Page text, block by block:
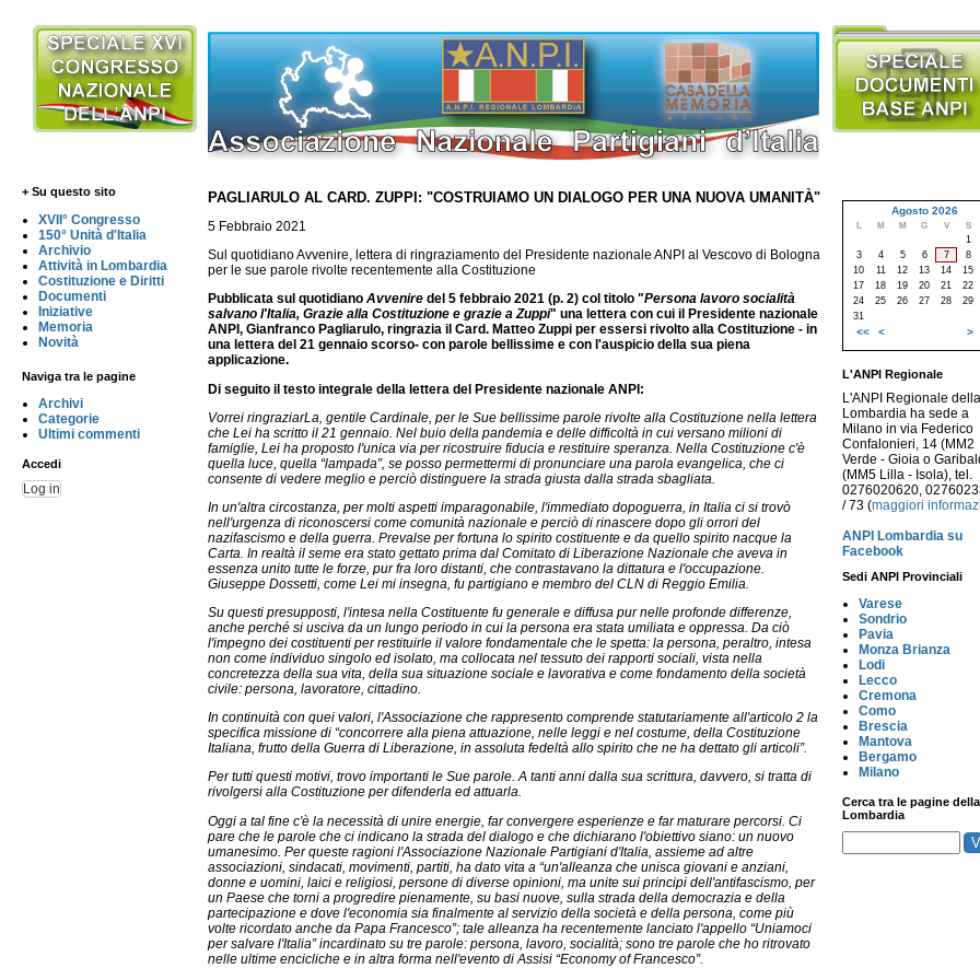
+ Su questo sito
XVII° Congresso
150° Unità d'Italia
Archivio
Attività in Lombardia
Costituzione e Diritti
Documenti
Iniziative
Memoria
Novità
Naviga tra le pagine
Archivi
Categorie
Ultimi commenti
Accedi
Log in
PAGLIARULO AL CARD. ZUPPI: "COSTRUIAMO UN DIALOGO PER UNA NUOVA UMANITÀ"
5 Febbraio 2021
Sul quotidiano Avvenire, lettera di ringraziamento del Presidente nazionale ANPI al Vescovo di Bologna
per le sue parole rivolte recentemente alla Costituzione
Pubblicata sul quotidiano Avvenire del 5 febbraio 2021 (p. 2) col titolo "Persona lavoro socialità
salvano l'Italia, Grazie alla Costituzione e grazie a Zuppi" una lettera con cui il Presidente nazionale
ANPI, Gianfranco Pagliarulo, ringrazia il Card. Matteo Zuppi per essersi rivolto alla Costituzione - in
una lettera del 21 gennaio scorso- con parole bellissime e con l'auspicio della sua piena
applicazione.
Di seguito il testo integrale della lettera del Presidente nazionale ANPI:
Vorrei ringraziarLa, gentile Cardinale, per le Sue bellissime parole rivolte alla Costituzione nella lettera
che Lei ha scritto il 21 gennaio. Nel buio della pandemia e delle difficoltà in cui versano milioni di
famiglie, Lei ha proposto l'unica via per ricostruire fiducia e restituire speranza. Nella Costituzione c'è
quella luce, quella “lampada”, se posso permettermi di pronunciare una parola evangelica, che ci
consente di vedere meglio e perciò distinguere la strada giusta dalla strada sbagliata.
In un'altra circostanza, per molti aspetti imparagonabile, l'immediato dopoguerra, in Italia ci si trovò
nell'urgenza di riconoscersi come comunità nazionale e perciò di rinascere dopo gli orrori del
nazifascismo e della guerra. Prevalse per fortuna lo spirito costituente e da quello spirito nacque la
Carta. In realtà il seme era stato gettato prima dal Comitato di Liberazione Nazionale che aveva in
essenza unito tutte le forze, pur fra loro distanti, che contrastavano la dittatura e l'occupazione.
Giuseppe Dossetti, come Lei mi insegna, fu partigiano e membro del CLN di Reggio Emilia.
Su questi presupposti, l'intesa nella Costituente fu generale e diffusa pur nelle profonde differenze,
anche perché si usciva da un lungo periodo in cui la persona era stata umiliata e oppressa. Da ciò
l'impegno dei costituenti per restituirle il valore fondamentale che le spetta: la persona, peraltro, intesa
non come individuo singolo ed isolato, ma collocata nel tessuto dei rapporti sociali, vista nella
concretezza della sua vita, della sua situazione sociale e lavorativa e come fondamento della società
civile: persona, lavoratore, cittadino.
In continuità con quei valori, l'Associazione che rappresento comprende statutariamente all'articolo 2 la
specifica missione di “concorrere alla piena attuazione, nelle leggi e nel costume, della Costituzione
Italiana, frutto della Guerra di Liberazione, in assoluta fedeltà allo spirito che ne ha dettato gli articoli”.
Per tutti questi motivi, trovo importanti le Sue parole. A tanti anni dalla sua scrittura, davvero, si tratta di
rivolgersi alla Costituzione per difenderla ed attuarla.
Oggi a tal fine c'è la necessità di unire energie, far convergere esperienze e far maturare percorsi. Ci
pare che le parole che ci indicano la strada del dialogo e che dichiarano l'obiettivo siano: un nuovo
umanesimo. Per queste ragioni l'Associazione Nazionale Partigiani d'Italia, assieme ad altre
associazioni, sindacati, movimenti, partiti, ha dato vita a “un'alleanza che unisca giovani e anziani,
donne e uomini, laici e religiosi, persone di diverse opinioni, ma unite sui principi dell'antifascismo, per
un Paese che torni a progredire pienamente, su basi nuove, sulla strada della democrazia e della
partecipazione e dove l'economia sia finalmente al servizio della società e della persona, come più
volte ricordato anche da Papa Francesco”; tale alleanza ha recentemente lanciato l'appello “Uniamoci
per salvare l'Italia” incardinato su tre parole: persona, lavoro, socialità; sono tre parole che ho ritrovato
nelle ultime encicliche e in altra forma nell'evento di Assisi “Economy of Francesco”.
Agosto 2026
L M M G V S
1
3
4 5 6 7 8
10
11 12 13 14 15
17
18 19 20 21 22
24
25 26 27 28 29
31
<< < >
L'ANPI Regionale
L'ANPI Regionale della
Lombardia ha sede a
Milano in via Federico
Confalonieri, 14 (MM2
Verde - Gioia o
(MM5 Lilla - Isola), tel.
0276020620,
/ 73 (maggiori
ANPI Lombardia su
Facebook
Sedi ANPI Provinciali
Varese
Sondrio
Pavia
Monza Brianza
Lodi
Lecco
Cremona
Como
Brescia
Mantova
Bergamo
Milano
Cerca tra le pagine della
Lombardia